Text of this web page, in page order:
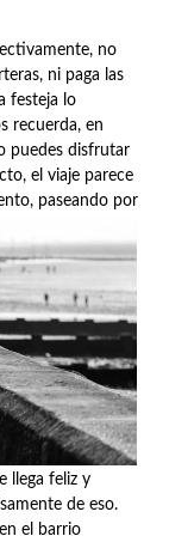
no
ni paga las
festeja lo
recuerda, en
puedes disfrutar
el viaje parece
paseando por
llega feliz y
de eso.
el barrio